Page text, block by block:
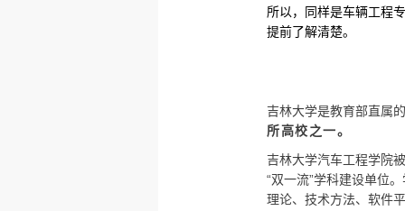
所以，同样是车辆工程
提前了解清楚。
吉林大学是教育部直属
所高校之一。
吉林大学汽车工程学院
“双一流”学科建设单位
理论、技术方法、软件